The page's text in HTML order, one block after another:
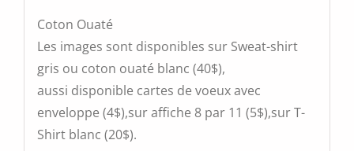
Coton Ouaté
Les images sont disponibles sur Sweat-shirt
gris ou coton ouaté blanc (40$),
aussi disponible cartes de voeux avec
enveloppe (4$),sur affiche 8 par 11 (5$),sur T-
Shirt blanc (20$).